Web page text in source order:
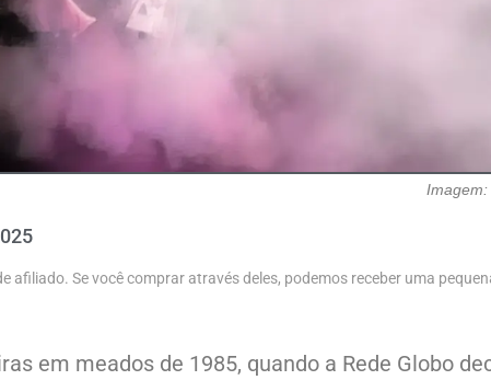
afiliado. Se você comprar através deles, podemos receber uma
em meados de 1985, quando a Rede Globo